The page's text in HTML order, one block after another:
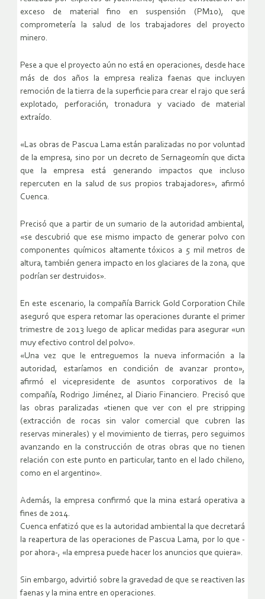
exceso de material fino en suspensión (PM10), que
comprometería la salud de los trabajadores del proyecto
minero.
Pese a que el proyecto aún no está en operaciones, desde hace
más de dos años la empresa realiza faenas que incluyen
remoción de la tierra de la superficie para crear el rajo que será
explotado, perforación, tronadura y vaciado de material
extraído.
«Las obras de Pascua Lama están paralizadas no por voluntad
de la empresa, sino por un decreto de Sernageomín que dicta
que la empresa está generando impactos que incluso
repercuten en la salud de sus propios trabajadores», afirmó
Cuenca.
Precisó que a partir de un sumario de la autoridad ambiental,
«se descubrió que ese mismo impacto de generar polvo con
componentes químicos altamente tóxicos a 5 mil metros de
altura, también genera impacto en los glaciares de la zona, que
podrían ser destruidos».
En este escenario, la compañía Barrick Gold Corporation Chile
aseguró que espera retomar las operaciones durante el primer
trimestre de 2013 luego de aplicar medidas para asegurar «un
muy efectivo control del polvo».
«Una vez que le entreguemos la nueva información a la
autoridad, estaríamos en condición de avanzar pronto»,
afirmó el vicepresidente de asuntos corporativos de la
compañía, Rodrigo Jiménez, al Diario Financiero. Precisó que
las obras paralizadas «tienen que ver con el pre stripping
(extracción de rocas sin valor comercial que cubren las
reservas minerales) y el movimiento de tierras, pero seguimos
avanzando en la construcción de otras obras que no tienen
relación con este punto en particular, tanto en el lado chileno,
como en el argentino».
Además, la empresa confirmó que la mina estará operativa a
fines de 2014.
Cuenca enfatizó que es la autoridad ambiental la que decretará
la reapertura de las operaciones de Pascua Lama, por lo que -
por ahora-, «la empresa puede hacer los anuncios que quiera».
Sin embargo, advirtió sobre la gravedad de que se reactiven las
faenas y la mina entre en operaciones.